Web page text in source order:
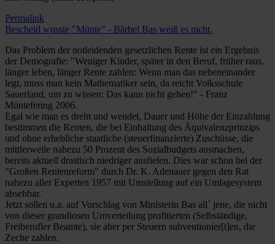
Permalink
Bescheid wusste "Münte" - Bärbel Bas weiß es nicht.
Das Problem der notleidenden gesetzlichen Rente ist ein Ergebnis
der Demografie: "Weniger Kinder, später in den Beruf, früher raus,
länger leben, länger Rente zahlen: Wenn man das nebeneinander
legt, muss man kein Mathematiker sein, da reicht Volksschule
Sauerland, um zu wissen: Das kann nicht gehen!" - Franz
Müntefering 2006.
Egal wie man es dreht und wendet, Dauer und Höhe der Einzahlung
bestimmen die Renten, die bei Einhaltung des Äquivalenzprinzips
und ohne erhebliche staatliche (steuerfinanzierte) Zuschüsse, die
mittlerweile nahezu 50 Prozent des Sozialbudgets ausmachen,
bereits aktuell drastisch niedriger ausfielen. Dies war schon bei der
"Großen Rentenreform" durch Dr. K. Adenauer gegen den Rat
nahezu aller Experten 1957 mit Umstellung auf ein Umlagesystem
absehbar.
Jetzt sollen u.a. auf Vorschlag von Ministerin Bas all´ jene, die nicht
von dieser grandiosen Umverteilung profitierten (Selbständige,
Freiberufler Beamte), sie aber per Steuern subventionier[t]en, die
Zeche zahlen.